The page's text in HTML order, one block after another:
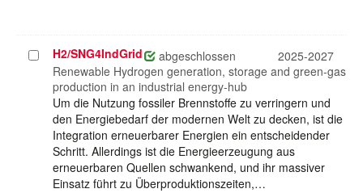
Projekt
auswählen
H2/SNG4IndGrid abgeschlossen
2025-2027
Renewable Hydrogen generation, storage and green-gas
production in an industrial energy-hub
Um die Nutzung fossiler Brennstoffe zu verringern und
den Energiebedarf der modernen Welt zu decken, ist die
Integration erneuerbarer Energien ein entscheidender
Schritt. Allerdings ist die Energieerzeugung aus
erneuerbaren Quellen schwankend, und ihr massiver
Einsatz führt zu Überproduktionszeiten,…